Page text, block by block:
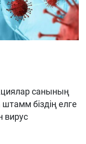
санының
біздің елге
вирус